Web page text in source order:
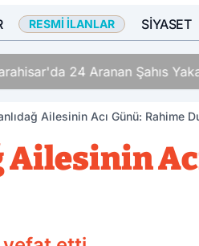
RESMI İLANLAR SIYASET
24 Aranan Şahıs
Ailesinin Acı Günü: Rahime
Ailesinin